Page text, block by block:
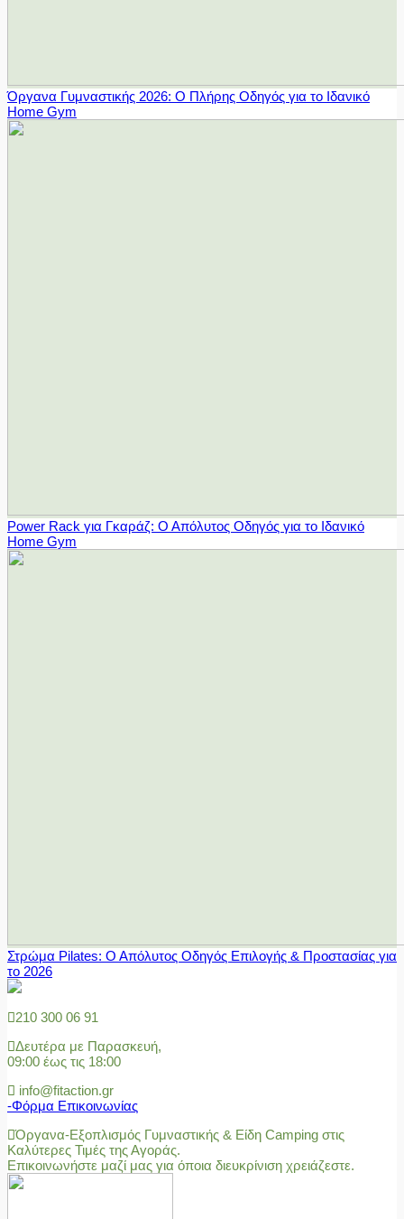
Όργανα Γυμναστικής 2026: Ο Πλήρης Οδηγός για το Ιδανικό
Home Gym
Power Rack για Γκαράζ: Ο Απόλυτος Οδηγός για το Ιδανικό
Home Gym
Στρώμα Pilates: Ο Απόλυτος Οδηγός Επιλογής & Προστασίας για
το 2026
210 300 06 91
Δευτέρα με Παρασκευή,
09:00 έως τις 18:00
info@fitaction.gr
-Φόρμα Επικοινωνίας
Όργανα-Εξοπλισμός Γυμναστικής & Είδη Camping στις
Καλύτερες Τιμές της Αγοράς.
Επικοινωνήστε μαζί μας για όποια διευκρίνιση χρειάζεστε.